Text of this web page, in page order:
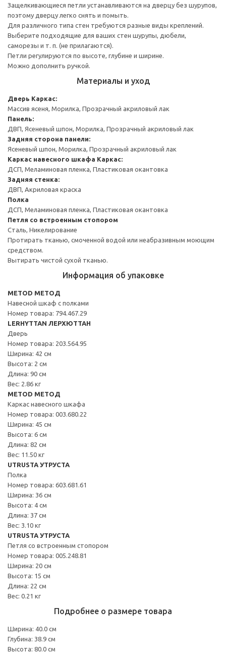
Защелкивающиеся петли устанавливаются на дверцу без шурупов,
поэтому дверцу легко снять и помыть.
Для различного типа стен требуются разные виды креплений.
Выберите подходящие для ваших стен шурупы, дюбели,
саморезы и т. п. (не прилагаются).
Петли регулируются по высоте, глубине и ширине.
Можно дополнить ручкой.
Материалы и уход
Дверь Каркас:
Массив ясеня, Морилка, Прозрачный акриловый лак
Панель:
ДВП, Ясеневый шпон, Морилка, Прозрачный акриловый лак
Задняя сторона панели:
Ясеневый шпон, Морилка, Прозрачный акриловый лак
Каркас навесного шкафа Каркас:
ДСП, Меламиновая пленка, Пластиковая окантовка
Задняя стенка:
ДВП, Акриловая краска
Полка
ДСП, Меламиновая пленка, Пластиковая окантовка
Петля со встроенным стопором
Сталь, Никелирование
Протирать тканью, смоченной водой или неабразивным моющим
средством.
Вытирать чистой сухой тканью.
Информация об упаковке
METOD МЕТОД
Навесной шкаф с полками
Номер товара: 794.467.29
LERHYTTAN ЛЕРХЮТТАН
Дверь
Номер товара: 203.564.95
Ширина: 42 см
Высота: 2 см
Длина: 90 см
Вес: 2.86 кг
METOD МЕТОД
Каркас навесного шкафа
Номер товара: 003.680.22
Ширина: 45 см
Высота: 6 см
Длина: 82 см
Вес: 11.50 кг
UTRUSTA УТРУСТА
Полка
Номер товара: 603.681.61
Ширина: 36 см
Высота: 4 см
Длина: 37 см
Вес: 3.10 кг
UTRUSTA УТРУСТА
Петля со встроенным стопором
Номер товара: 005.248.81
Ширина: 20 см
Высота: 15 см
Длина: 22 см
Вес: 0.21 кг
Подробнее о размере товара
Ширина: 40.0 см
Глубина: 38.9 см
Высота: 80.0 см